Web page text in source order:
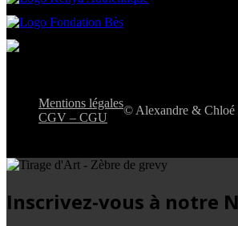
Mentions légales
CGV – CGU
© Alexandre & Chloé
Inscrivez-vous à notre